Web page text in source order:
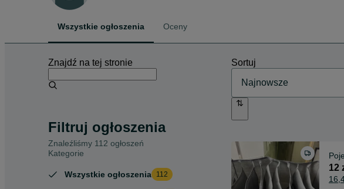
Wszystkie ogłoszenia Oceny
Znajdź na tej stronie
Filtruj ogłoszenia
Znaleźliśmy 112 ogłoszeń
Kategorie
Wszystkie ogłoszenia 112
Sortuj
12